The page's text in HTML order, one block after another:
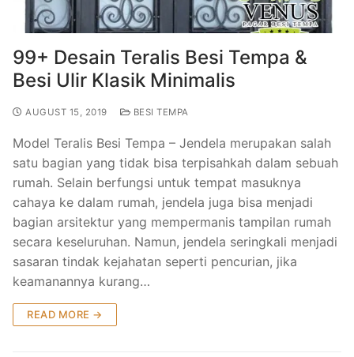
Modern Terbaru
Pintu Besi Minimalis
Gallery Pintu Besi Klasik
Gallery Kanopi Besi Klasik
Gallery Teralis Besi Klasik
99+ Desain Teralis Besi Tempa &
Besi Ulir Klasik Minimalis
AUGUST 15, 2019 BESI TEMPA
Model Teralis Besi Tempa – Jendela merupakan salah
satu bagian yang tidak bisa terpisahkah dalam sebuah
rumah. Selain berfungsi untuk tempat masuknya
cahaya ke dalam rumah, jendela juga bisa menjadi
bagian arsitektur yang mempermanis tampilan rumah
secara keseluruhan. Namun, jendela seringkali menjadi
sasaran tindak kejahatan seperti pencurian, jika
keamanannya kurang…
READ MORE →